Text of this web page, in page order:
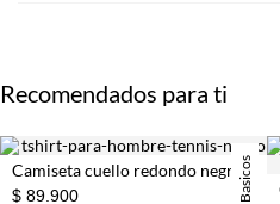
Recomendados para ti
Basicos
Camiseta cuello redondo negra para hombre